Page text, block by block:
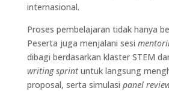
internasional.
Proses pembelajaran tidak hanya
Peserta juga menjalani sesi
dibagi berdasarkan klaster STEM
writing sprintuntuk langsung
proposal, serta simulasi panel